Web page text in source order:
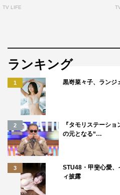
見
配給：HIGH BROW CINEMA
＜WEB＞
公式サイト：https://shokami.jp/
©2020映画「小説の神様」製作
TV LIFE
ランキング
1 黒嵜菜々子、ランジ
2
『タモリステーシ
の元となる“…
3
STU48・甲斐心愛
ィ披露